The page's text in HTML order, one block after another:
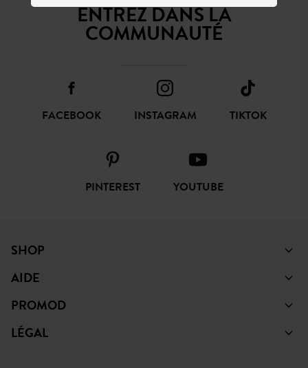
ENTREZ DANS LA
COMMUNAUTÉ
FACEBOOK INSTAGRAM TIKTOK
PINTEREST YOUTUBE
SHOP
AIDE
PROMOD
LÉGAL